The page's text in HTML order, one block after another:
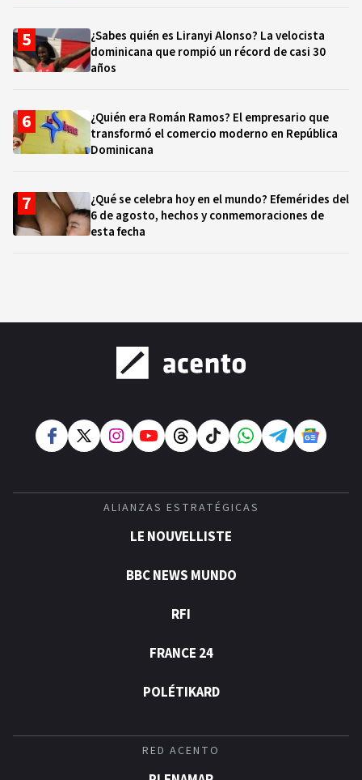
¿Sabes quién es Liranyi Alonso? La velocista
dominicana que rompió un récord de casi 30
años
¿Quién era Román Ramos? El empresario que
transformó el comercio moderno en República
Dominicana
¿Qué se celebra hoy en el mundo? Efemérides del
6 de agosto, hechos y conmemoraciones de
esta fecha
ALIANZAS ESTRATÉGICAS
LE NOUVELLISTE
BBC NEWS MUNDO
RFI
FRANCE 24
POLÉTIKARD
RED ACENTO